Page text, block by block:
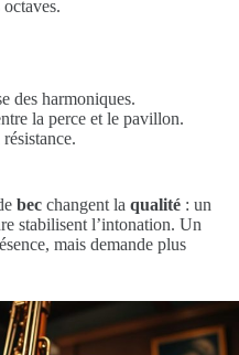
des harmoniques.
la perce et le pavillon.
bec changent la qualité : un
stabilisent l’intonation. Un
mais demande plus